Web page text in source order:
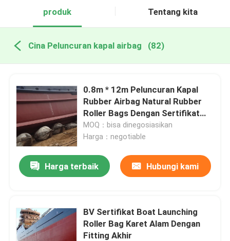
produk Tentang kita
Cina Peluncuran kapal airbag (82)
0.8m * 12m Peluncuran Kapal
Rubber Airbag Natural Rubber
Roller Bags Dengan Sertifikat
CCS
MOQ：bisa dinegosiasikan
Harga：negotiable
Harga terbaik Hubungi kami
BV Sertifikat Boat Launching
Roller Bag Karet Alam Dengan
Fitting Akhir